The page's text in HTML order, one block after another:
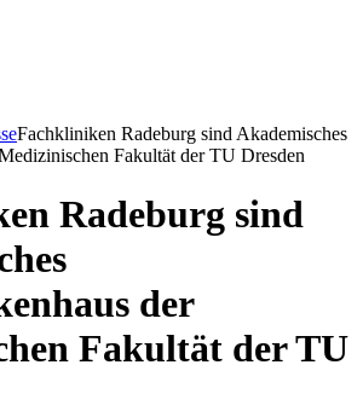
Fachkliniken Radeburg sind Akademisches
Fakultät der TU Dresden
Radeburg sind
der
Fakultät der TU